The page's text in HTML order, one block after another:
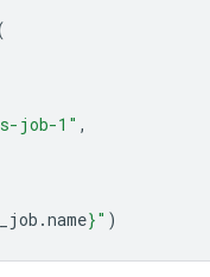
job-1" ,
.name}" )